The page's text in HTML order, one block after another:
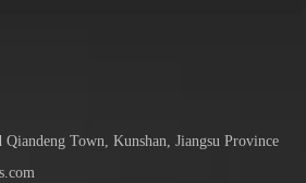
Town, Kunshan, Jiangsu Province